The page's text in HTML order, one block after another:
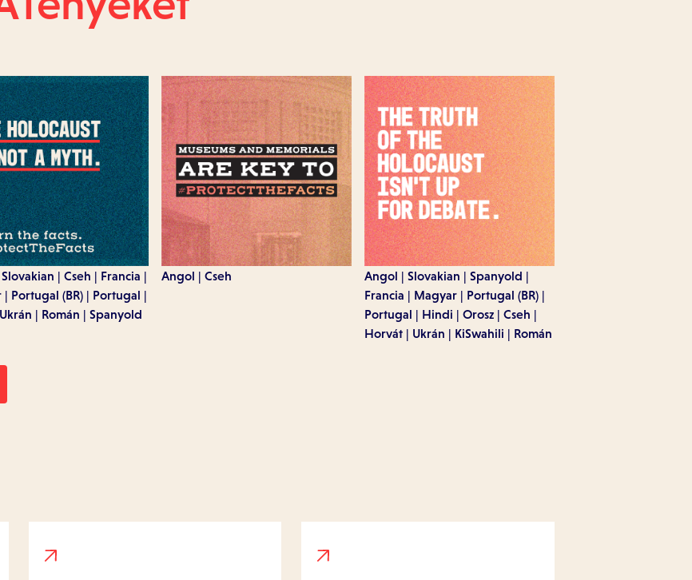
Slovakian Cseh
Francia
Portugal (BR)
Portugal
Ukrán Román Spanyold
Angol Cseh Angol Slovakian
Spanyold
Francia
Magyar
Portugal (BR)
Portugal
Hindi Orosz
Cseh
Horvát
Ukrán KiSwahili Román